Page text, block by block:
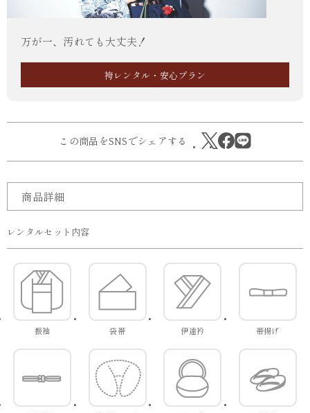
万が一、汚れても大丈夫！
袴レンタル・安心プラン
この商品をSNSでシェアする
商品詳細
レンタルセット内容
振袖 袋帯 伊達衿 帯揚げ